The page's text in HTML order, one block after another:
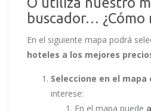
buscador… ¿Cómo
En el siguiente mapa podrá
hoteles a los mejores
Seleccione en el mapa
interese:
En el mapa puede